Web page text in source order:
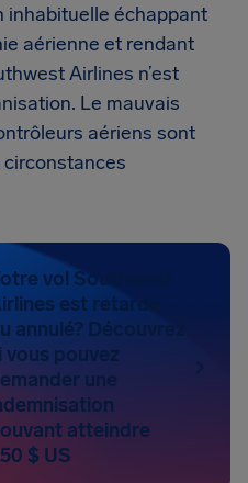
inhabituelle échappant
aérienne et rendant
Airlines n’est
Le mauvais
aériens sont
vol Southwest
est retardé
annulé? Découvrez
vous pouvez
une
atteindre
$ US